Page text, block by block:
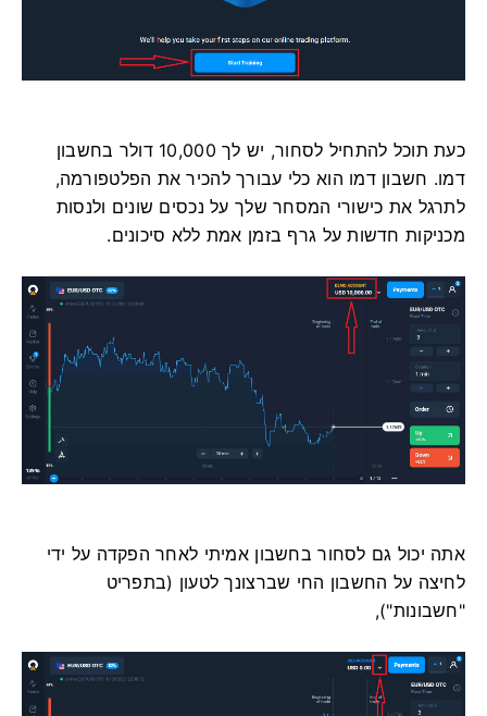
כעת תוכל להתחיל לסחור, יש לך 10,000 דולר בחשבון
דמו. חשבון דמו הוא כלי עבורך להכיר את הפלטפורמה,
לתרגל את כישורי המסחר שלך על נכסים שונים ולנסות
מכניקות חדשות על גרף בזמן אמת ללא סיכונים.
אתה יכול גם לסחור בחשבון אמיתי לאחר הפקדה על ידי
לחיצה על החשבון החי שברצונך לטעון (בתפריט
"חשבונות"),